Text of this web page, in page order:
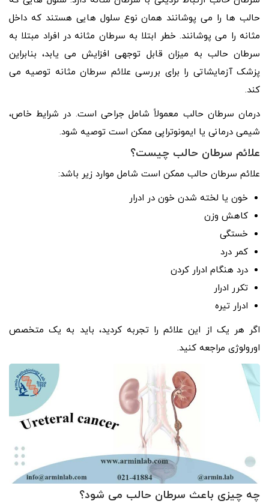
حالب ها را می پوشانند همان نوع سلول هایی هستند که داخل
مثانه را می پوشانند. خطر ابتلا به سرطان مثانه در افراد مبتلا به
سرطان حالب به میزان قابل توجهی افزایش می یابد، بنابراین
پزشک آزمایشاتی را برای بررسی علائم سرطان مثانه توصیه می
کند.
درمان سرطان حالب معمولاً شامل جراحی است. در شرایط خاص،
شیمی درمانی یا ایمونوتراپی ممکن است توصیه شود.
علائم سرطان حالب چیست؟
علائم سرطان حالب ممکن است شامل موارد زیر باشد:
خون یا لخته شدن خون در ادرار
کاهش وزن
خستگی
کمر درد
درد هنگام ادرار کردن
تکرر ادرار
ادرار تیره
اگر هر یک از این علائم را تجربه کردید، باید به یک متخصص
اورولوژی مراجعه کنید.
چه چیزی باعث سرطان حالب می شود؟